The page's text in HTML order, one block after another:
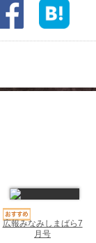
広報みなみしまばら7
月号